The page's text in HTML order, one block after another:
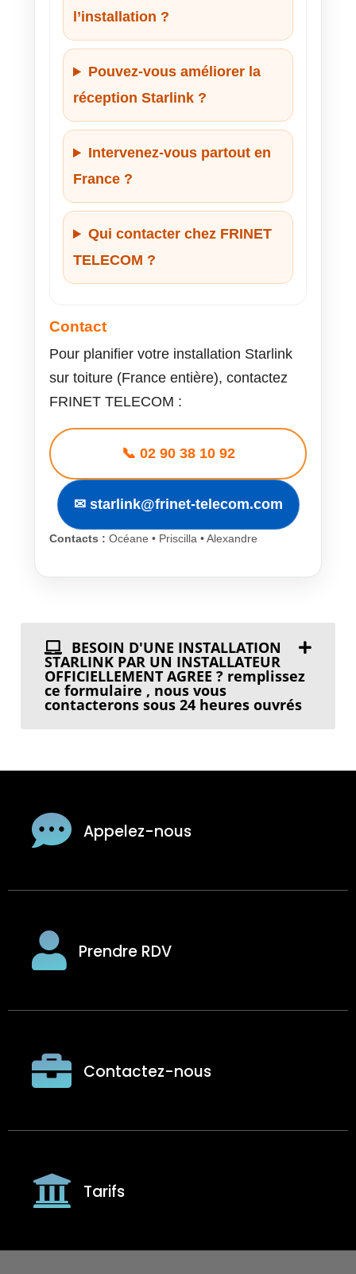
l’installation ?
Pouvez-vous améliorer la
réception Starlink ?
Intervenez-vous partout en
France ?
Qui contacter chez FRINET
TELECOM ?
Contact
Pour planifier votre installation Starlink
sur toiture (France entière), contactez
FRINET TELECOM :
📞 02 90 38 10 92
✉ starlink@frinet-telecom.com
Contacts : Océane • Priscilla • Alexandre
BESOIN D'UNE INSTALLATION
STARLINK PAR UN INSTALLATEUR
OFFICIELLEMENT AGREE ? remplissez
ce formulaire , nous vous
contacterons sous 24 heures ouvrés
Appelez-nous
Prendre RDV
Contactez-nous
Tarifs